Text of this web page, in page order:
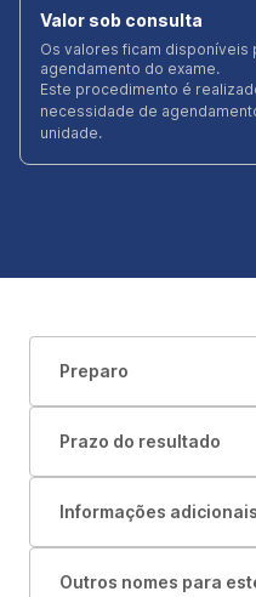
Valor sob consulta
Os valores ficam disponíveis
agendamento do exame.
Este procedimento é
necessidade de
unidade.
Preparo
Prazo do resultado
Informações adicionais
Outros nomes para